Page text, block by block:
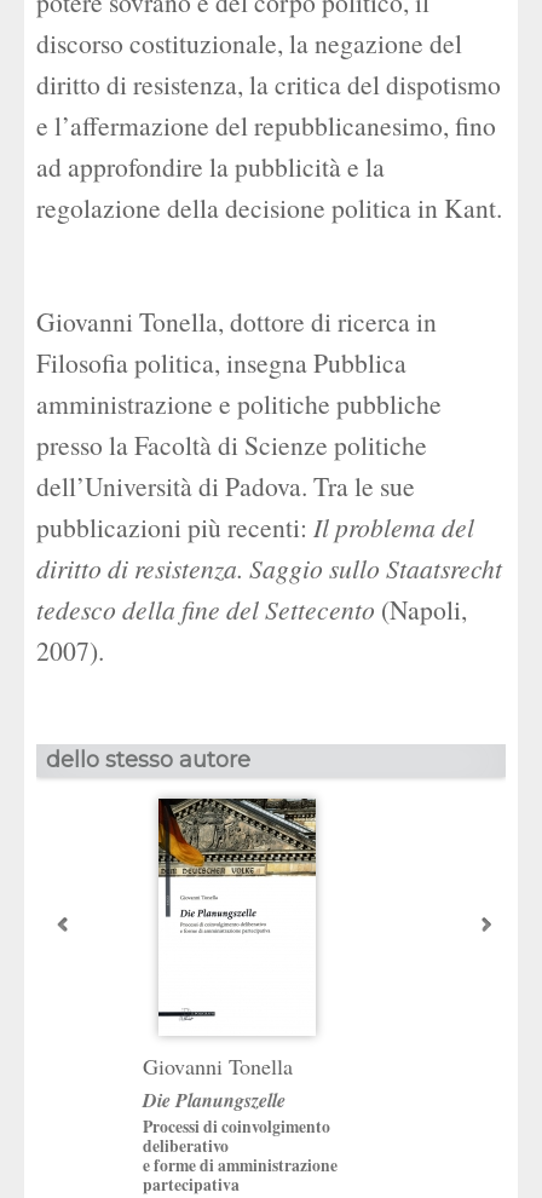
discorso costituzionale, la negazione del
diritto di resistenza, la critica del dispotismo
e l’affermazione del repubblicanesimo, fino
ad approfondire la pubblicità e la
regolazione della decisione politica in Kant.
Giovanni Tonella, dottore di ricerca in
Filosofia politica, insegna Pubblica
amministrazione e politiche pubbliche
presso la Facoltà di Scienze politiche
dell’Università di Padova. Tra le sue
pubblicazioni più recenti: Il problema del
diritto di resistenza. Saggio sullo Staatsrecht
tedesco della fine del Settecento (Napoli,
2007).
dello stesso autore
Giovanni Tonella
Die Planungszelle
Processi di coinvolgimento
deliberativo
e forme di amministrazione
partecipativa